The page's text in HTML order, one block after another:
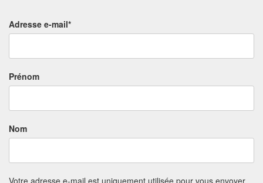
Adresse e-mail*
Prénom
Nom
Votre adresse e-mail est uniquement utilisée pour vous envoyer